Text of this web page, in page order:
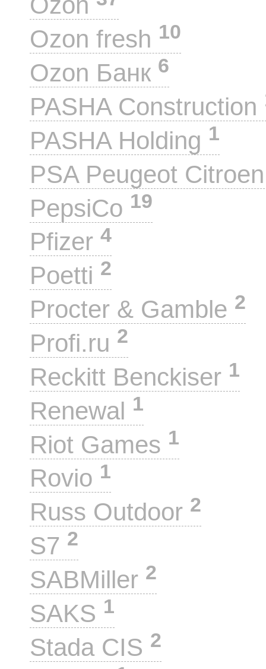
Ozon fresh 10
Ozon Банк 6
PASHA Construction
PASHA Holding 1
PSA Peugeot
PepsiCo 19
Pfizer 4
Poetti 2
Procter & Gamble 2
Profi.ru 2
Reckitt Benckiser 1
Renewal 1
Riot Games 1
Rovio 1
Russ Outdoor 2
S7 2
SABMiller 2
SAKS 1
Stada CIS 2